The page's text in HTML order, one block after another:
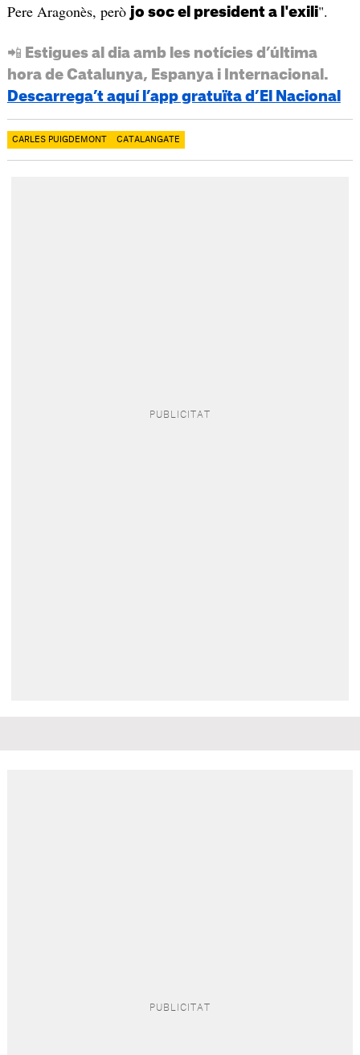
Pere Aragonès, però jo soc el president a l'exili".
📲 Estigues al dia amb les notícies d’última
hora de Catalunya, Espanya i Internacional.
Descarrega’t aquí l’app gratuïta d’El Nacional
CARLES PUIGDEMONT CATALANGATE